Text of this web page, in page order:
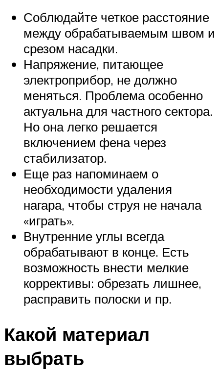
Соблюдайте четкое расстояние
между обрабатываемым швом и
срезом насадки.
Напряжение, питающее
электроприбор, не должно
меняться. Проблема особенно
актуальна для частного сектора.
Но она легко решается
включением фена через
стабилизатор.
Еще раз напоминаем о
необходимости удаления
нагара, чтобы струя не начала
«играть».
Внутренние углы всегда
обрабатывают в конце. Есть
возможность внести мелкие
коррективы: обрезать лишнее,
расправить полоски и пр.
Какой материал
выбрать